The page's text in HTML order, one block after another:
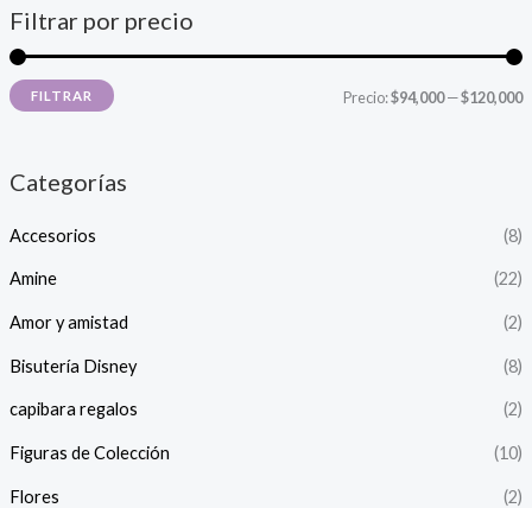
Filtrar por precio
PP
FILTRAR Precio:$94,000—$120,000
Categorías
Accesorios (8)
Amine (22)
Amor y amistad (2)
Bisutería Disney (8)
capibara regalos (2)
Figuras de Colección (10)
Flores (2)